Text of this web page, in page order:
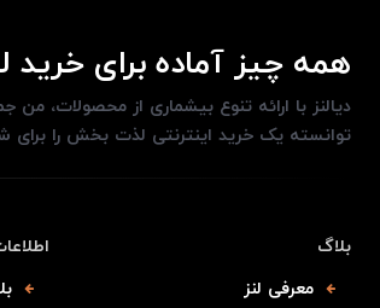
همه چیز آماده برای خرید
دیالنز با ارائه تنوع بیشماری از محصولات،
توانسته یک خرید اینترنتی لذت بخش را برای
بلاگ
معرفی لنز